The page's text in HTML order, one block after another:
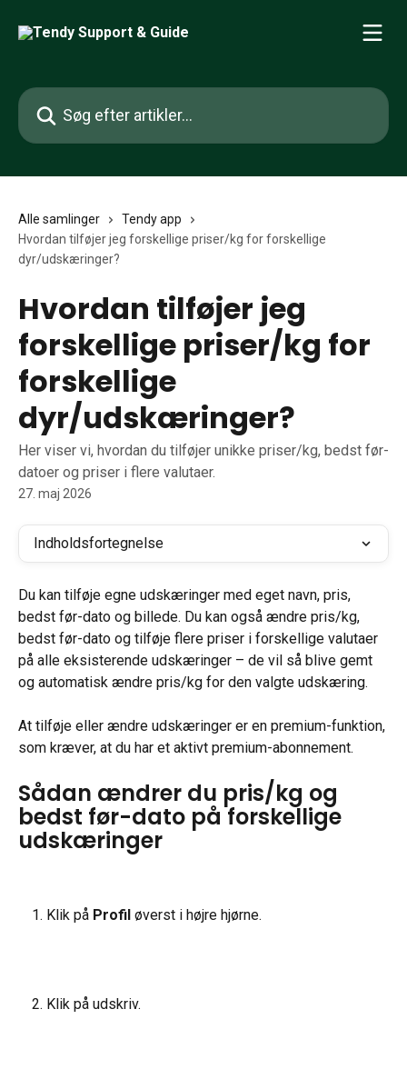
Søg efter artikler...
Alle samlinger
Tendy app
Hvordan tilføjer jeg forskellige priser/kg for forskellige
dyr/udskæringer?
Hvordan tilføjer jeg
forskellige priser/kg for
forskellige
dyr/udskæringer?
Her viser vi, hvordan du tilføjer unikke priser/kg, bedst før-
datoer og priser i flere valutaer.
27. maj 2026
Indholdsfortegnelse
Du kan tilføje egne udskæringer med eget navn, pris,
bedst før-dato og billede. Du kan også ændre pris/kg,
bedst før-dato og tilføje flere priser i forskellige valutaer
på alle eksisterende udskæringer – de vil så blive gemt
og automatisk ændre pris/kg for den valgte udskæring.
At tilføje eller ændre udskæringer er en premium-funktion,
som kræver, at du har et aktivt premium-abonnement.
Sådan ændrer du pris/kg og
bedst før-dato på forskellige
udskæringer
Klik på Profil øverst i højre hjørne.
Klik på udskriv.